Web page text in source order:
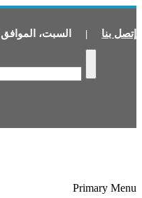
إتصل بنا | السبت، الموافق
Primary Menu